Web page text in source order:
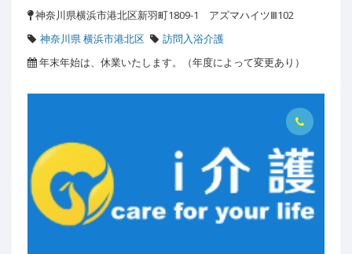
神奈川県横浜市港北区新羽町1809-1 アズマハイツⅢ102
神奈川県 横浜市港北区
訪問入浴介護
年末年始は、休業いたします。（年度によって変更あり）